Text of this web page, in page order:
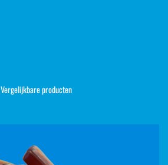
Vergelijkbare producten